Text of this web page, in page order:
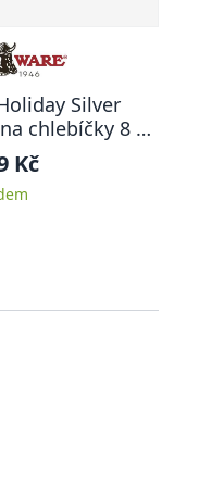
Silver
chlebíčky 8 ks
Kč